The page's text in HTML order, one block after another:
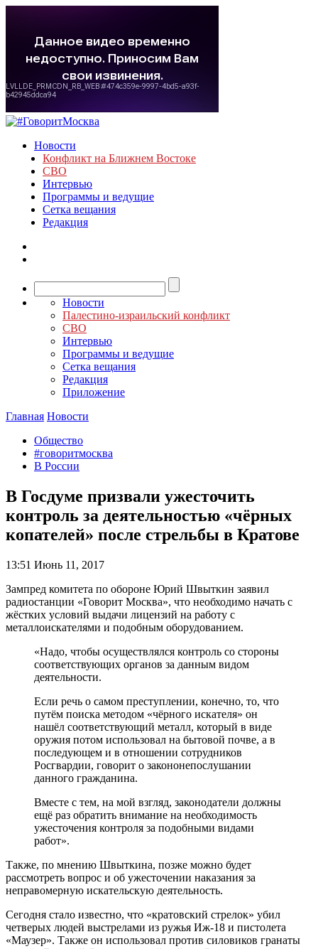
Новости
Конфликт на Ближнем Востоке
СВО
Интервью
Программы и ведущие
Сетка вещания
Редакция
Новости
Палестино-израильский конфликт
СВО
Интервью
Программы и ведущие
Сетка вещания
Редакция
Приложение
Главная Новости
Общество
#говоритмосква
В России
В Госдуме призвали ужесточить
контроль за деятельностью «чёрных
копателей» после стрельбы в Кратове
13:51 Июнь 11, 2017
Зампред комитета по обороне Юрий Швыткин заявил
радиостанции «Говорит Москва», что необходимо начать с
жёстких условий выдачи лицензий на работу с
металлоискателями и подобным оборудованием.
«Надо, чтобы осуществлялся контроль со стороны
соответствующих органов за данным видом
деятельности.
Если речь о самом преступлении, конечно, то, что
путём поиска методом «чёрного искателя» он
нашёл соответствующий металл, который в виде
оружия потом использовал на бытовой почве, а в
последующем и в отношении сотрудников
Росгвардии, говорит о закононепослушании
данного гражданина.
Вместе с тем, на мой взгляд, законодатели должны
ещё раз обратить внимание на необходимость
ужесточения контроля за подобными видами
работ».
Также, по мнению Швыткина, позже можно будет
рассмотреть вопрос и об ужесточении наказания за
неправомерную искательскую деятельность.
Сегодня стало известно, что «кратовский стрелок» убил
четверых людей выстрелами из ружья Иж-18 и пистолета
«Маузер». Также он использовал против силовиков гранаты